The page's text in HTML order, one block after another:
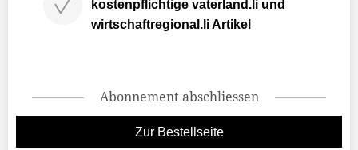
kostenpflichtige vaterland.li und
wirtschaftregional.li Artikel
Abonnement abschliessen
Zur Bestellseite